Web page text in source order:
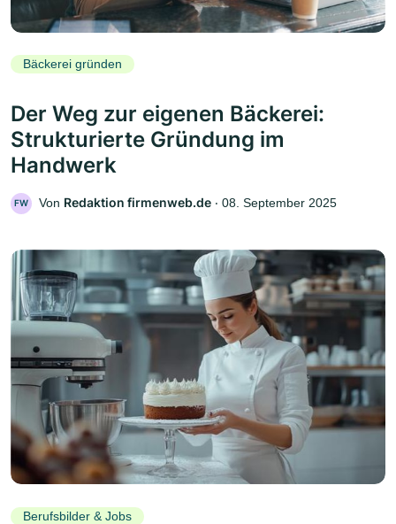
Bäckerei gründen
Der Weg zur eigenen Bäckerei:
Strukturierte Gründung im
Handwerk
FW Von Redaktion firmenweb.de ‧ 08. September 2025
Berufsbilder & Jobs